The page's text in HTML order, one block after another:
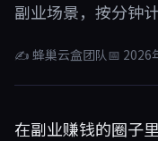
副业场景，按分钟
✍ 蜂巢云盒团队📅 2026
在副业赚钱的圈子